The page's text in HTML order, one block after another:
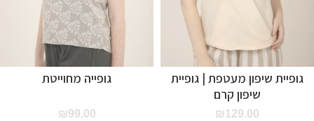
גופייה מחוייטת
₪99.00
גופיית שיפון מעטפת | גופיית
שיפון קרם
₪129.00